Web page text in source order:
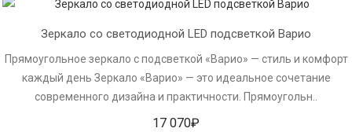
Зеркало со светодиодной LED подсветкой Варио
Прямоугольное зеркало с подсветкой «Варио» — стиль и комфорт
каждый день Зеркало «Варио» — это идеальное сочетание
современного дизайна и практичности. Прямоугольн..
17 070₽